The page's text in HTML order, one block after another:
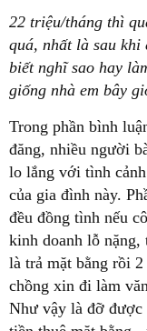
22 triệu/tháng thì
quá, nhất là sau khi
biết nghĩ sao hay
giống nhà em bây
Trong phần bình
đăng, nhiều người
lo lắng với tình
của gia đình này.
đều đồng tình nếu
kinh doanh lỗ nặng,
là trả mặt bằng rồi
chồng xin đi làm
Như vậy là đỡ được